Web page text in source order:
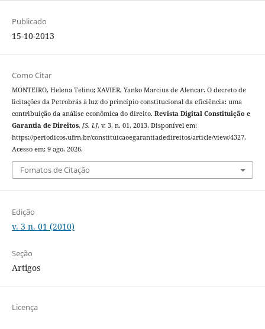
Publicado
15-10-2013
Como Citar
MONTEIRO, Helena Telino; XAVIER, Yanko Marcius de Alencar. O decreto de
licitações da Petrobrás à luz do princípio constitucional da eficiência: uma
contribuição da análise econômica do direito. Revista Digital Constituição e
Garantia de Direitos, [S. l.], v. 3, n. 01, 2013. Disponível em:
https://periodicos.ufrn.br/constituicaoegarantiadedireitos/article/view/4327.
Acesso em: 9 ago. 2026.
Fomatos de Citação
Edição
v. 3 n. 01 (2010)
Seção
Artigos
Licença